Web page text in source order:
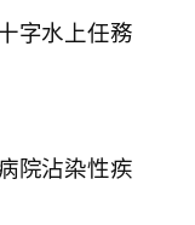
水上任務
沾染性疾